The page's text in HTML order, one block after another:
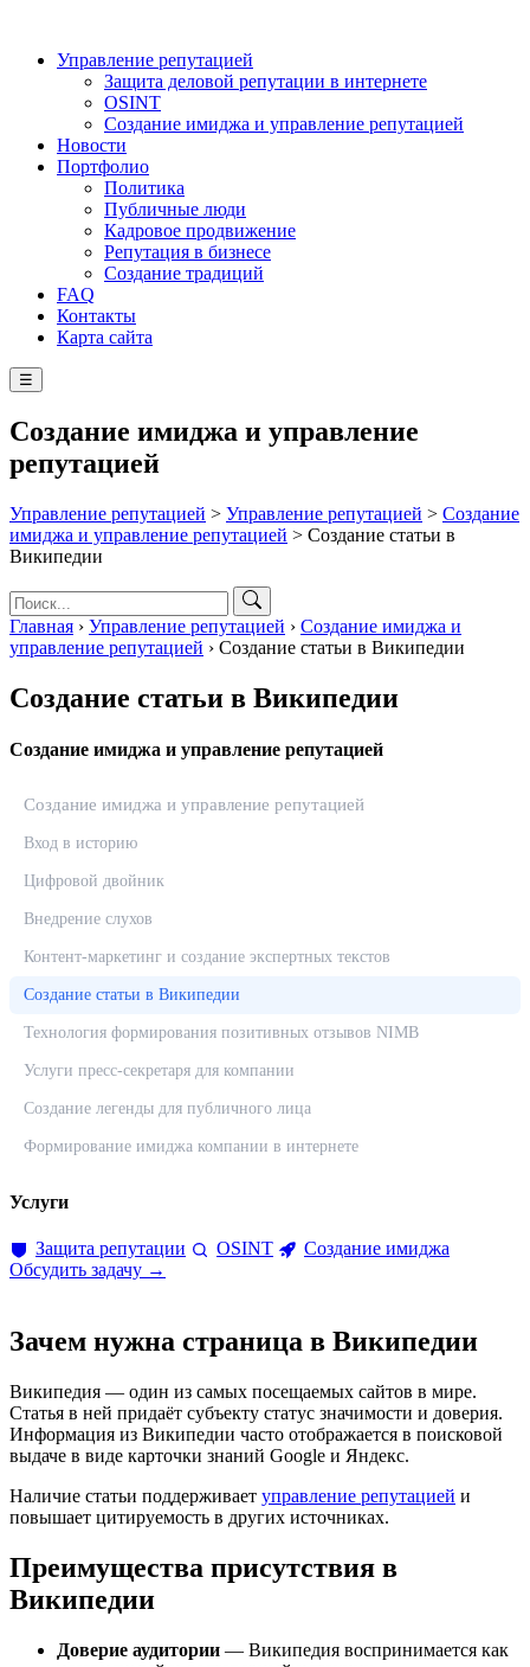
Управление репутацией
Защита деловой репутации в интернете
OSINT
Создание имиджа и управление репутацией
Новости
Портфолио
Политика
Публичные люди
Кадровое продвижение
Репутация в бизнесе
Создание традиций
FAQ
Контакты
Карта сайта
☰
Создание имиджа и управление
репутацией
Управление репутацией > Управление репутацией > Создание
имиджа и управление репутацией > Создание статьи в
Википедии
Главная › Управление репутацией › Создание имиджа и
управление репутацией › Создание статьи в Википедии
Создание статьи в Википедии
Создание имиджа и управление репутацией
Создание имиджа и управление репутацией
Вход в историю
Цифровой двойник
Внедрение слухов
Контент-маркетинг и создание экспертных текстов
Создание статьи в Википедии
Технология формирования позитивных отзывов NIMB
Услуги пресс-секретаря для компании
Создание легенды для публичного лица
Формирование имиджа компании в интернете
Услуги
Защита репутации OSINT
Создание имиджа
Обсудить задачу →
Зачем нужна страница в Википедии
Википедия — один из самых посещаемых сайтов в мире.
Статья в ней придаёт субъекту статус значимости и доверия.
Информация из Википедии часто отображается в поисковой
выдаче в виде карточки знаний Google и Яндекс.
Наличие статьи поддерживает управление репутацией и
повышает цитируемость в других источниках.
Преимущества присутствия в
Википедии
Доверие аудитории — Википедия воспринимается как